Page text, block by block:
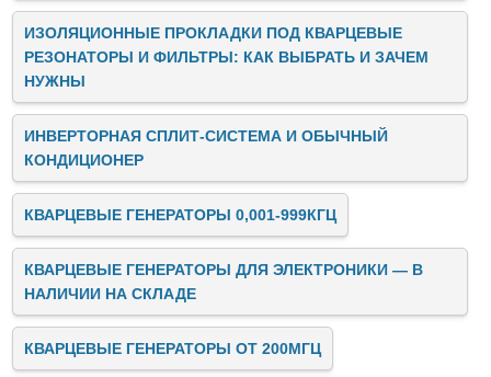
ИЗОЛЯЦИОННЫЕ ПРОКЛАДКИ ПОД КВАРЦЕВЫЕ
РЕЗОНАТОРЫ И ФИЛЬТРЫ: КАК ВЫБРАТЬ И ЗАЧЕМ
НУЖНЫ
ИНВЕРТОРНАЯ СПЛИТ-СИСТЕМА И ОБЫЧНЫЙ
КОНДИЦИОНЕР
КВАРЦЕВЫЕ ГЕНЕРАТОРЫ 0,001-999КГЦ
КВАРЦЕВЫЕ ГЕНЕРАТОРЫ ДЛЯ ЭЛЕКТРОНИКИ — В
НАЛИЧИИ НА СКЛАДЕ
КВАРЦЕВЫЕ ГЕНЕРАТОРЫ ОТ 200МГЦ